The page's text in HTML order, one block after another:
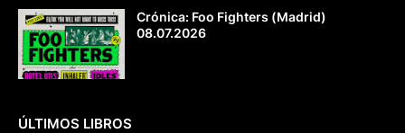
Crónica: Foo Fighters (Madrid)
08.07.2026
ÚLTIMOS LIBROS